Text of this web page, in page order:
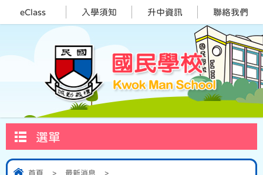
eClass 入學須知 升中資訊 聯絡我們
選單
首頁 > 最新消息
>